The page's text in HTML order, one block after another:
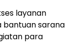
layanan
bantuan sarana
para